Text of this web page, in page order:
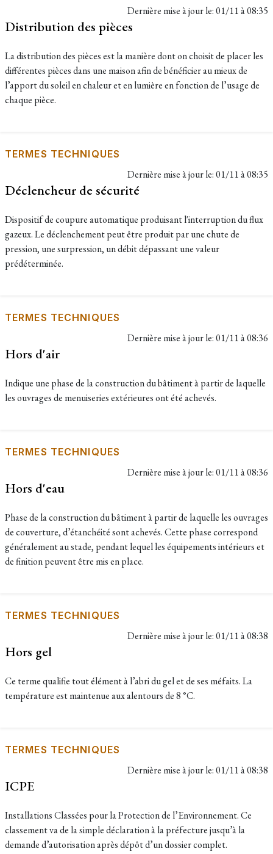
Dernière mise à jour le:01/11 à 08:35
Distribution des pièces
La distribution des pièces est la manière dont on choisit de placer les
différentes pièces dans une maison afin de bénéficier au mieux de
l’apport du soleil en chaleur et en lumière en fonction de l’usage de
chaque pièce.
TERMES TECHNIQUES
Dernière mise à jour le:01/11 à 08:35
Déclencheur de sécurité
Dispositif de coupure automatique produisant l'interruption du flux
gazeux. Le déclenchement peut être produit par une chute de
pression, une surpression, un débit dépassant une valeur
prédéterminée.
TERMES TECHNIQUES
Dernière mise à jour le:01/11 à 08:36
Hors d'air
Indique une phase de la construction du bâtiment à partir de laquelle
les ouvrages de menuiseries extérieures ont été achevés.
TERMES TECHNIQUES
Dernière mise à jour le:01/11 à 08:36
Hors d'eau
Phase de la construction du bâtiment à partir de laquelle les ouvrages
de couverture, d’étanchéité sont achevés. Cette phase correspond
généralement au stade, pendant lequel les équipements intérieurs et
de finition peuvent être mis en place.
TERMES TECHNIQUES
Dernière mise à jour le:01/11 à 08:38
Hors gel
Ce terme qualifie tout élément à l’abri du gel et de ses méfaits. La
température est maintenue aux alentours de 8 °C.
TERMES TECHNIQUES
Dernière mise à jour le:01/11 à 08:38
ICPE
Installations Classées pour la Protection de l’Environnement. Ce
classement va de la simple déclaration à la préfecture jusqu’à la
demande d’autorisation après dépôt d’un dossier complet.